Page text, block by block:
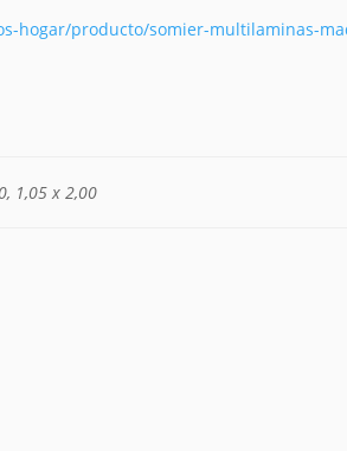
hogar/producto/somier-multilaminas-
1,05 x 2,00